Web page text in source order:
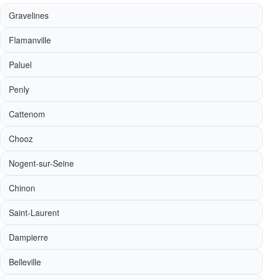
Gravelines
Flamanville
Paluel
Penly
Cattenom
Chooz
Nogent-sur-Seine
Chinon
Saint-Laurent
Dampierre
Belleville